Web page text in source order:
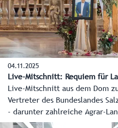
04.11.2025
Live-Mitschnitt: Requiem für
Live-Mitschnitt aus dem Dom
Vertreter des Bundeslandes
- darunter zahlreiche Agrar-
Bundesregierung und